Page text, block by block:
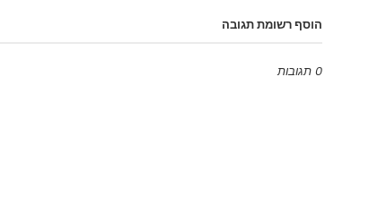
הוסף רשומת תגובה
0 תגובות